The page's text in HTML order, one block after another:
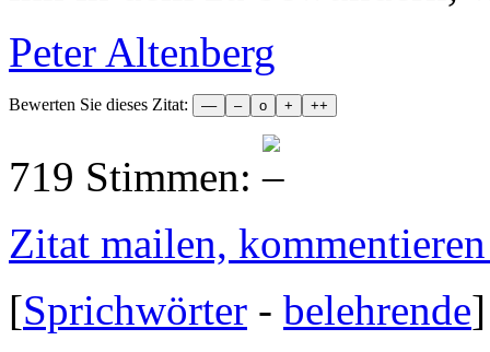
Peter Altenberg
Bewerten Sie dieses Zitat:
719 Stimmen:
Zitat mailen,
[Sprichwörter - belehrende]